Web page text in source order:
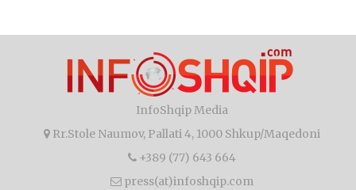
InfoShqip Media
Rr.Stole Naumov, Pallati 4, 1000 Shkup/Maqedoni
+389 (77) 643 664
press(at)infoshqip.com